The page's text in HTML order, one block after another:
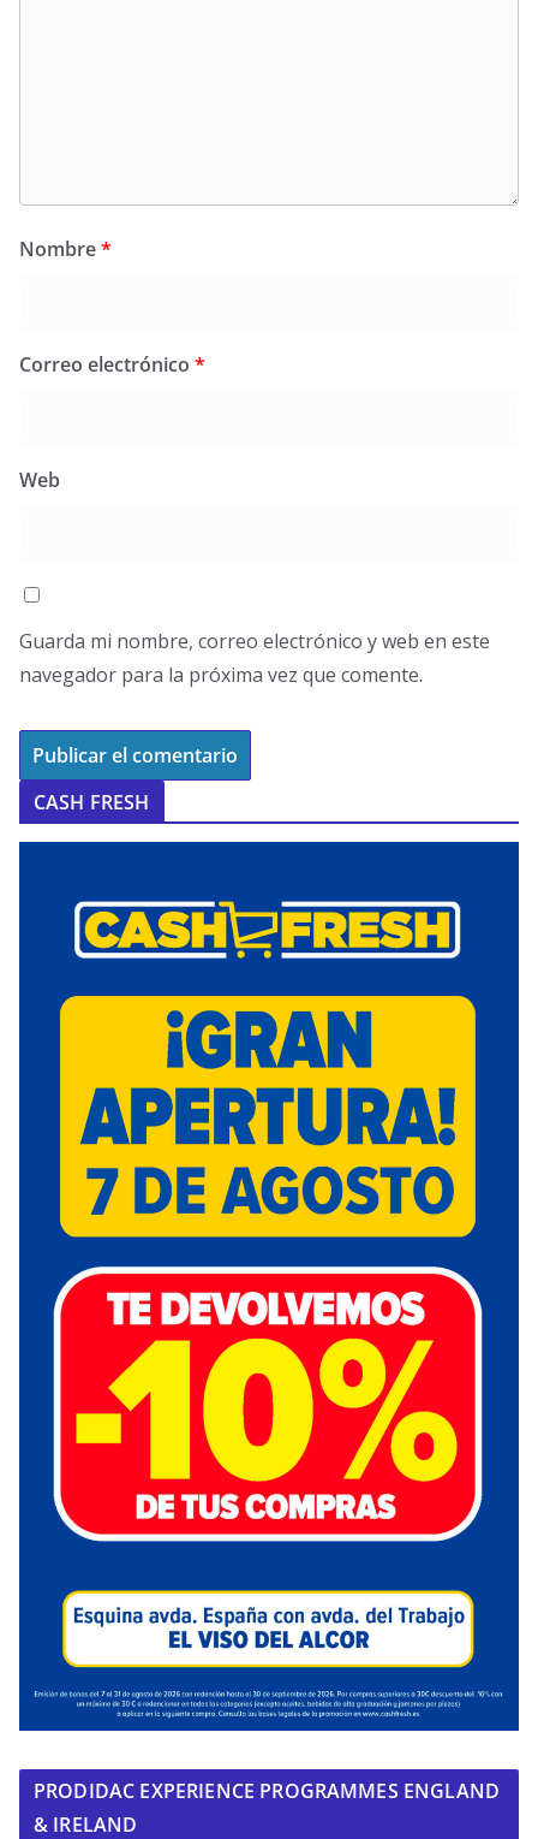
Nombre*
Correo electrónico *
Web
Guarda mi nombre, correo electrónico y web en este
navegador para la próxima vez que comente.
CASH FRESH
PRODIDAC EXPERIENCE PROGRAMMES ENGLAND
& IRELAND